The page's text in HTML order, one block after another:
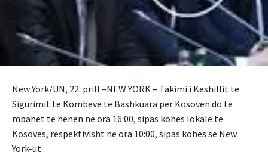
New York/UN, 22. prill –NEW YORK – Takimi i Këshillit të
Sigurimit të Kombeve të Bashkuara për Kosovën do të
mbahet të hënën në ora 16:00, sipas kohës lokale të
Kosovës, respektivisht në ora 10:00, sipas kohës së New
York-ut.